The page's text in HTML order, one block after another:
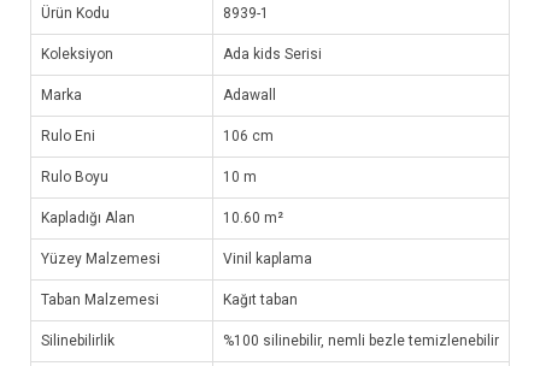
Ürün Kodu 8939-1
Koleksiyon Ada kids Serisi
Marka Adawall
Rulo Eni 106 cm
Rulo Boyu 10 m
Kapladığı Alan 10.60 m²
Yüzey Malzemesi Vinil kaplama
Taban Malzemesi Kağıt taban
Silinebilirlik %100 silinebilir, nemli bezle temizlenebilir